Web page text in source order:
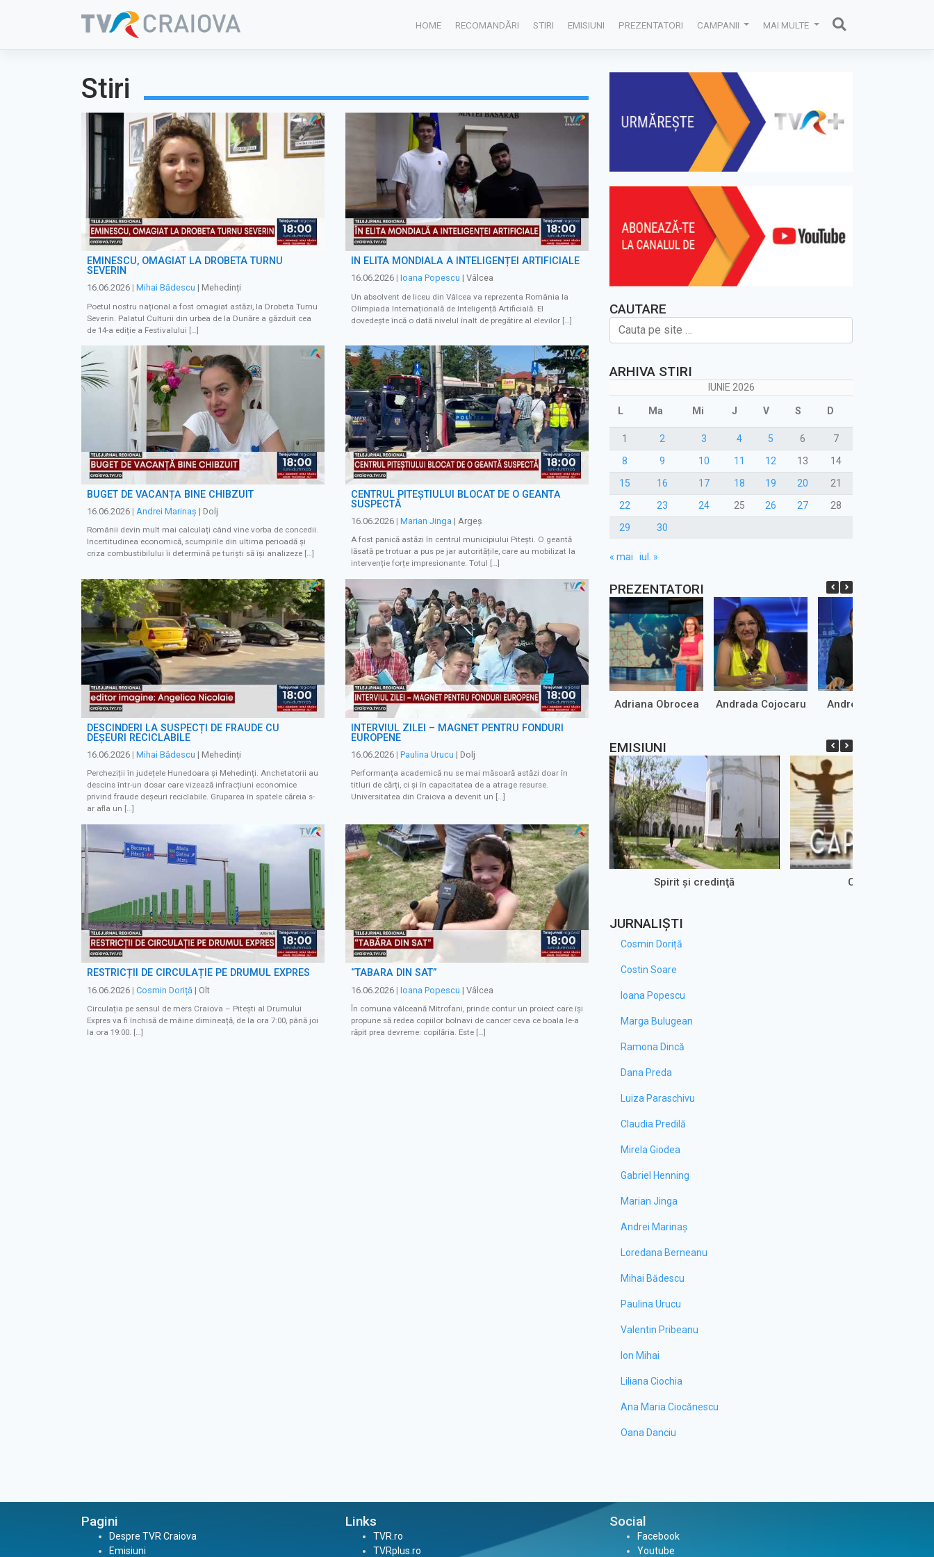
HOME RECOMANDĂRI STIRI EMISIUNI PREZENTATORI CAMPANII MAI MULTE
Stiri
EMINESCU, OMAGIAT LA DROBETA TURNU
SEVERIN
16.06.2026 | Mihai Bădescu | Mehedinți
Poetul nostru național a fost omagiat astăzi, la Drobeta Turnu
Severin. Palatul Culturii din urbea de la Dunăre a găzduit cea
de 14-a ediție a Festivalului […]
ÎN ELITA MONDIALĂ A INTELIGENȚEI ARTIFICIALE
16.06.2026 | Ioana Popescu | Vâlcea
Un absolvent de liceu din Vâlcea va reprezenta România la
Olimpiada Internațională de Inteligență Artificială. El
dovedește încă o dată nivelul înalt de pregătire al elevilor […]
BUGET DE VACANȚĂ BINE CHIBZUIT
16.06.2026 | Andrei Marinaș | Dolj
Românii devin mult mai calculați când vine vorba de concedii.
Incertitudinea economică, scumpirile din ultima perioadă și
criza combustibilului îi determină pe turiști să își analizeze […]
CENTRUL PITEȘTIULUI BLOCAT DE O GEANTĂ
SUSPECTĂ
16.06.2026 | Marian Jinga | Argeș
A fost panică astăzi în centrul municipiului Pitești. O geantă
lăsată pe trotuar a pus pe jar autoritățile, care au mobilizat la
intervenție forțe impresionante. Totul […]
DESCINDERI LA SUSPECȚI DE FRAUDE CU
DEȘEURI RECICLABILE
16.06.2026 | Mihai Bădescu | Mehedinți
Percheziții în județele Hunedoara și Mehedinți. Anchetatorii au
descins într-un dosar care vizează infracțiuni economice
privind fraude deșeuri reciclabile. Gruparea în spatele căreia s-
ar afla un […]
INTERVIUL ZILEI – MAGNET PENTRU FONDURI
EUROPENE
16.06.2026 | Paulina Urucu | Dolj
Performanța academică nu se mai măsoară astăzi doar în
titluri de cărți, ci și în capacitatea de a atrage resurse.
Universitatea din Craiova a devenit un […]
RESTRICȚII DE CIRCULAȚIE PE DRUMUL EXPRES
16.06.2026 | Cosmin Doriță | Olt
Circulația pe sensul de mers Craiova – Pitești al Drumului
Expres va fi închisă de mâine dimineață, de la ora 7:00, până joi
la ora 19:00. […]
“TABĂRĂ DIN SAT”
16.06.2026 | Ioana Popescu | Vâlcea
În comuna vâlceană Mitrofani, prinde contur un proiect care își
propune să redea copiilor bolnavi de cancer ceva ce boala le-a
răpit prea devreme: copilăria. Este […]
CAUTARE
ARHIVA STIRI
IUNIE 2026
L Ma Mi J V S D
1 2 3 4 5 6
7
8
9 10 11 12 13
14
15
16 17 18 19 20
21
22
23 24 25 26 27
28
29
30
« mai iul. »
PREZENTATORI
Adriana Obrocea Andrada Cojocaru Andrei Marinaș
EMISIUNI
Spirit şi credinţă Cap de afiș
JURNALIȘTI
Cosmin Doriță
Costin Soare
Ioana Popescu
Marga Bulugean
Ramona Dincă
Dana Preda
Luiza Paraschivu
Claudia Predilă
Mirela Giodea
Gabriel Henning
Marian Jinga
Andrei Marinaș
Loredana Berneanu
Mihai Bădescu
Paulina Urucu
Valentin Pribeanu
Ion Mihai
Liliana Ciochia
Ana Maria Ciocănescu
Oana Danciu
Pagini
Despre TVR Craiova
Emisiuni
Links
TVR.ro
TVRplus.ro
Social
Facebook
Youtube